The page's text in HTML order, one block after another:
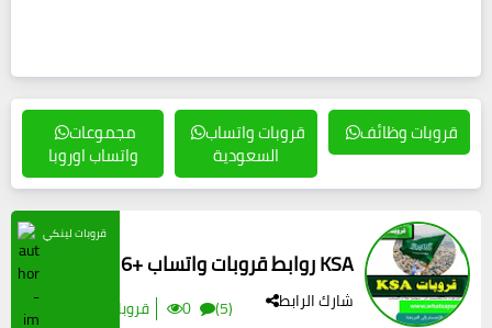
مجموعات
واتساب اوروبا
قروبات واتساب
السعودية
قروبات وظائف
416+ روابط قروبات واتساب KSA
شارك الرابط #قروبات السعودية 0 (5)
قروبات لينكي